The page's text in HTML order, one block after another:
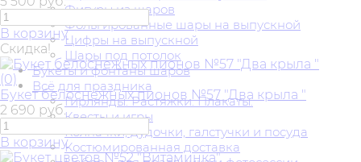
Фигуры из шаров
Фольгированные шары на выпускной
Цифры на выпускной
Шары под потолок
Букеты и фонтаны шаров
Всё для праздника
Гирлянды. Растяжки. Плакаты.
Квесты и игры
Колпачки, дудочки, галстучки и посуда
Костюмированная доставка
В корзину
Скидка!
(0)
Букет белоснежных пионов №57 "Два крыла "
2 690 руб.
В корзину